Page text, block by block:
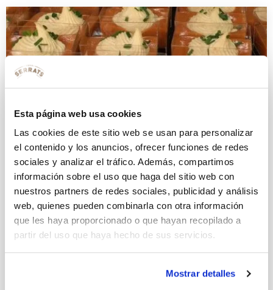
Esta página web usa cookies
Las cookies de este sitio web se usan para personalizar
el contenido y los anuncios, ofrecer funciones de redes
sociales y analizar el tráfico. Además, compartimos
información sobre el uso que haga del sitio web con
nuestros partners de redes sociales, publicidad y análisis
web, quienes pueden combinarla con otra información
que les haya proporcionado o que hayan recopilado a
partir del uso que haya hecho de sus servicios.
Mostrar detalles